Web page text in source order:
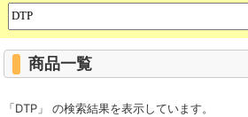
商品一覧
「DTP」 の検索結果を表示しています。